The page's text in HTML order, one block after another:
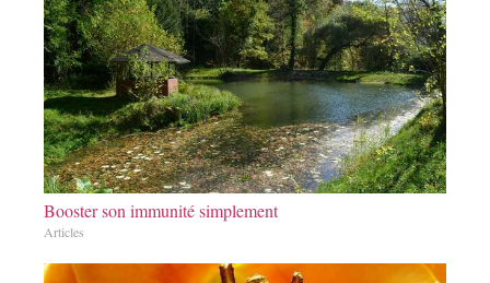
Booster son immunité simplement
Articles